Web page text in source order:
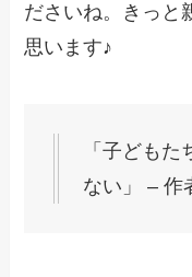
ださいね。きっと
思います♪
「子ども
ない」 – 作